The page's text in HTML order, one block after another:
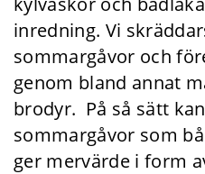
inredning. Vi
sommargåvor och
genom bland annat
brodyr. På så sätt
sommargåvor som
ger mervärde i form